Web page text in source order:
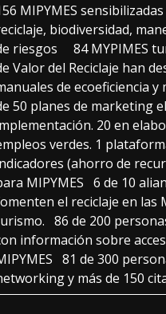
MIPYMES
biodiversidad,
riesgos 84 MYPIMES
Valor del Reciclaje han
de ecoeficiencia
50 planes de marketing
20 en
verdes. 1
(ahorro de
MIPYMES 6 de 10
el reciclaje en las
86 de 200
información sobre
81 de 300
y más de 150